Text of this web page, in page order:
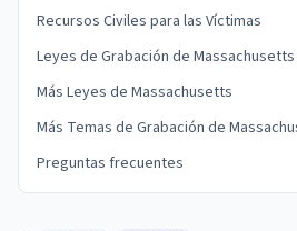
Recursos Civiles para las Víctimas
Leyes de Grabación de
Más Leyes de Massachusetts
Más Temas de Grabación de
Preguntas frecuentes